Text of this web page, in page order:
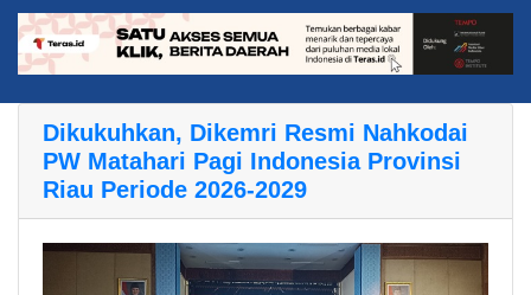
Dikukuhkan, Dikemri Resmi Nahkodai
PW Matahari Pagi Indonesia Provinsi
Riau Periode 2026-2029